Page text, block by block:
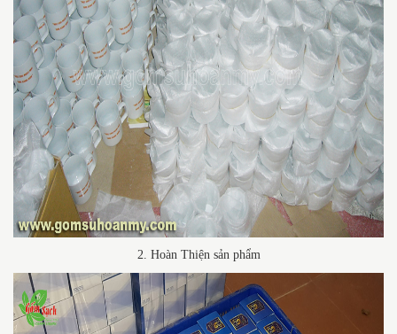
2. Hoàn Thiện sản phẩm